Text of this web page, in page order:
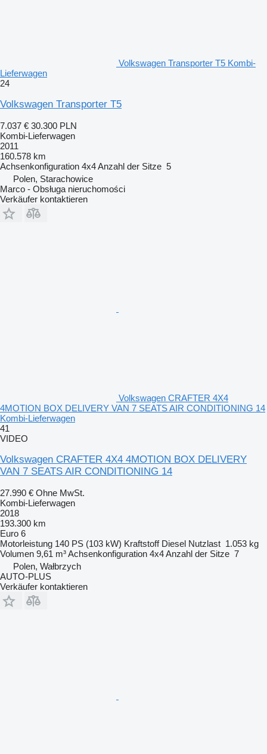
Volkswagen Transporter T5 Kombi-
Lieferwagen
24
Volkswagen Transporter T5
7.037 € 30.300 PLN
Kombi-Lieferwagen
2011
160.578 km
Achsenkonfiguration 4x4Anzahl der Sitze 5
Polen, Starachowice
Marco - Obsługa nieruchomości
Verkäufer kontaktieren
Volkswagen CRAFTER 4X4
4MOTION BOX DELIVERY VAN 7 SEATS AIR CONDITIONING 14
Kombi-Lieferwagen
41
VIDEO
Volkswagen CRAFTER 4X4 4MOTION BOX DELIVERY
VAN 7 SEATS AIR CONDITIONING 14
27.990 € Ohne MwSt.
Kombi-Lieferwagen
2018
193.300 km
Euro 6
Motorleistung 140 PS (103 kW) Kraftstoff Diesel Nutzlast 1.053 kg
Volumen 9,61 m³Achsenkonfiguration 4x4Anzahl der Sitze 7
Polen, Wałbrzych
AUTO-PLUS
Verkäufer kontaktieren